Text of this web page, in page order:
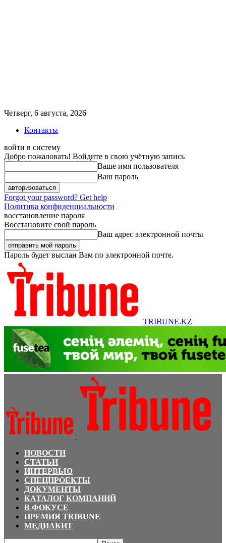
Четверг, 6 августа, 2026
Контакты
войти в систему
Добро пожаловать! Войдите в свою учётную запись
Ваше имя пользователя
Ваш пароль
Forgot your password? Get help
Политика конфиденциальности
восстановление пароля
Восстановите свой пароль
Ваш адрес электронной почты
Пароль будет выслан Вам по электронной почте.
TRIBUNE.KZ
НОВОСТИ
СТАТЬИ
ИНТЕРВЬЮ
СПЕЦПРОЕКТЫ
ДОКУМЕНТЫ
КАТАЛОГ КОМПАНИЙ
В ФОКУСЕ
ПРЕМИЯ TRIBUNE
МЕДИАКИТ